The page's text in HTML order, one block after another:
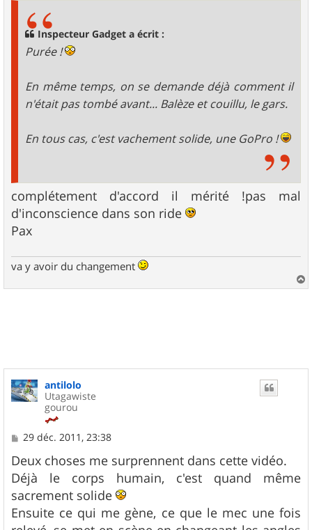
Inspecteur Gadget a écrit :
Purée !
En même temps, on se demande déjà comment il
n'était pas tombé avant... Balèze et couillu, le gars.
En tous cas, c'est vachement solide, une GoPro !
complétement d'accord il mérité !pas mal
d'inconscience dans son ride
Pax
va y avoir du changement
a
antilolo
Utagawiste
gourou
M
s
s
a
g
e
29 déc. 2011, 23:38
Deux choses me surprennent dans cette vidéo.
Déjà le corps humain, c'est quand même
sacrement solide
Ensuite ce qui me gène, ce que le mec une fois